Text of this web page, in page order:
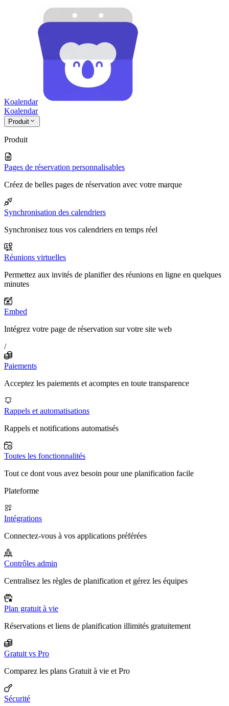
Koalendar
Koalendar
Produit
Produit
Pages de réservation personnalisables
Créez de belles pages de réservation avec votre marque
Synchronisation des calendriers
Synchronisez tous vos calendriers en temps réel
Réunions virtuelles
Permettez aux invités de planifier des réunions en ligne en quelques
minutes
Embed
Intégrez votre page de réservation sur votre site web
/
Paiements
Acceptez les paiements et acomptes en toute transparence
Rappels et automatisations
Rappels et notifications automatisés
Toutes les fonctionnalités
Tout ce dont vous avez besoin pour une planification facile
Plateforme
Intégrations
Connectez-vous à vos applications préférées
Contrôles admin
Centralisez les règles de planification et gérez les équipes
Plan gratuit à vie
Réservations et liens de planification illimités gratuitement
Gratuit vs Pro
Comparez les plans Gratuit à vie et Pro
Sécurité